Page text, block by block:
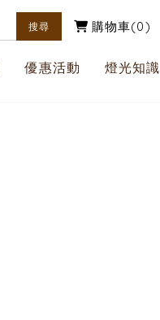
購物車 0
優惠活動 燈光知識